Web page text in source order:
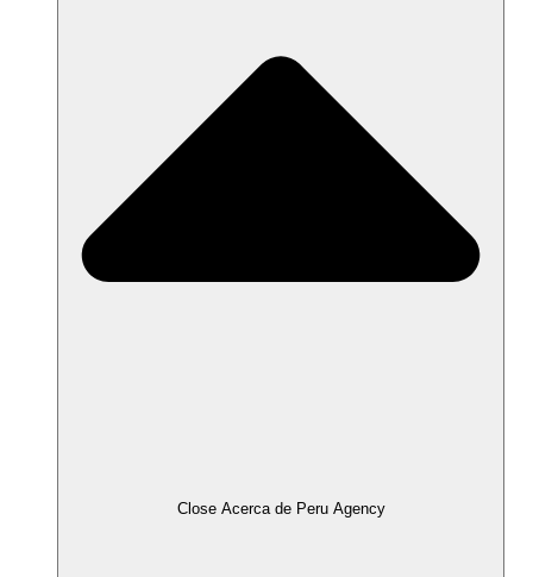
Close Acerca de Peru Agency